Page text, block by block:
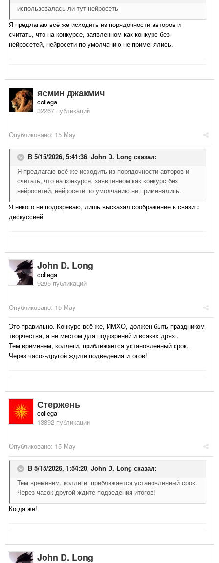
использовалась ли тут нейросеть
Я предлагаю всё же исходить из порядочности авторов и
считать, что на конкурсе, заявленном как конкурс без
нейросетей, нейросети по умолчанию не применялись.
ясмин джакмич
collega
32267 публикаций
Опубликовано: 15 May
В 5/15/2026, 5:41:36, John D. Long сказал:
Я предлагаю всё же исходить из порядочности авторов и
считать, что на конкурсе, заявленном как конкурс без
нейросетей, нейросети по умолчанию не применялись.
Я никого не подозреваю, лишь высказал соображение в связи с
дискуссией
John D. Long
collega
9295 публикаций
Опубликовано: 15 May
Это правильно. Конкурс всё же, ИМХО, должен быть праздником
творчества, а не местом для подозрений и всяких дрязг.
Тем временем, коллеги, приближается установленный срок.
Через часок-другой ждите подведения итогов!
Стержень
collega
13892 публикации
Опубликовано: 15 May
В 5/15/2026, 1:54:20, John D. Long сказал:
Тем временем, коллеги, приближается установленный срок.
Через часок-другой ждите подведения итогов!
Когда же!
John D. Long